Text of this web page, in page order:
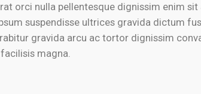
orci nulla pellentesque dignissim enim
suspendisse ultrices gravida dictum
gravida arcu ac tortor dignissim
magna.